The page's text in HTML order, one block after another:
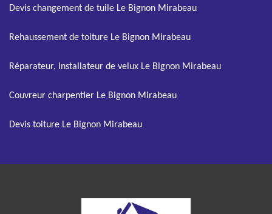
Devis changement de tuile Le Bignon Mirabeau
Rehaussement de toiture Le Bignon Mirabeau
Réparateur, installateur de velux Le Bignon Mirabeau
Couvreur charpentier Le Bignon Mirabeau
Devis toiture Le Bignon Mirabeau